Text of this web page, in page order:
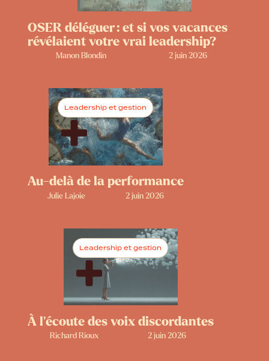
OSER déléguer : et si vos vacances
révélaient votre vrai leadership?
Manon Blondin 2 juin 2026
Leadership et gestion
Au-delà de la performance
Julie Lajoie 2 juin 2026
Leadership et gestion
À l’écoute des voix discordantes
Richard Rioux 2 juin 2026